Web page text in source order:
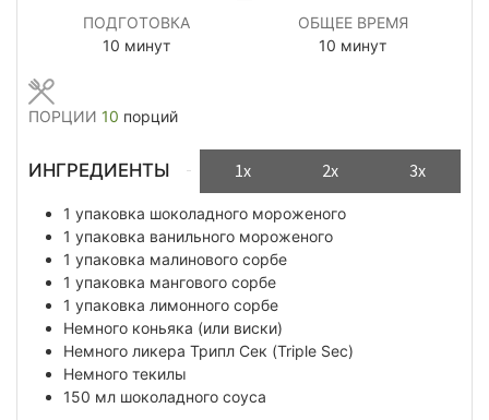
ПОДГОТОВКА
10 минуты
минут
ОБЩЕЕ ВРЕМЯ
10 минуты
минут
ПОРЦИИ 10 порций
ИНГРЕДИЕНТЫ 1x 2x 3x
1 упаковка шоколадного мороженого
1 упаковка ванильного мороженого
1 упаковка малинового сорбе
1 упаковка мангового сорбе
1 упаковка лимонного сорбе
Немного коньяка (или виски)
Немного ликера Трипл Сек (Triple Sec)
Немного текилы
150 мл шоколадного соуса